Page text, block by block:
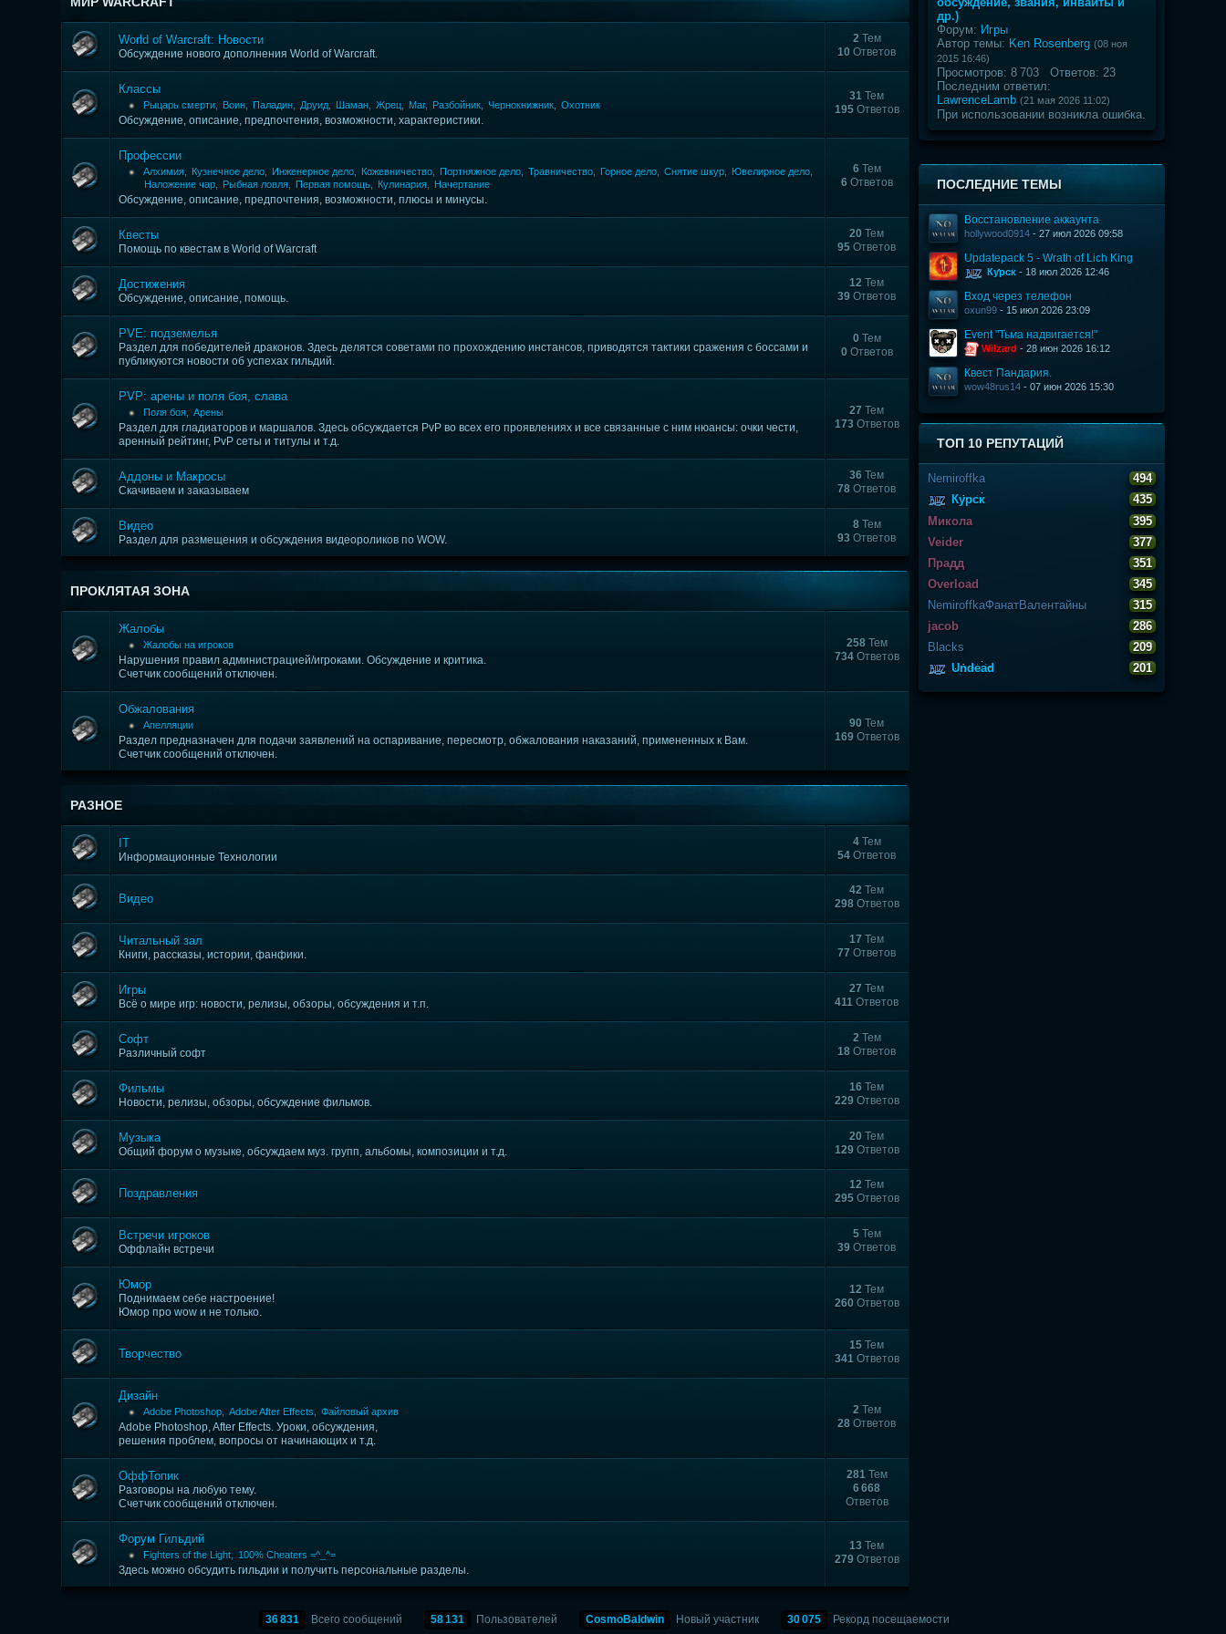
World of Warcraft: Новости
Обсуждение нового дополнения World of Warcraft.
2Тем
10 Ответов
Классы
Рыцарь смерти Воин Паладин Друид Шаман Жрец Маг, Разбойник Чернокнижник Охотник
Обсуждение, описание, предпочтения, возможности, характеристики.
31 Тем
195Ответов
Профессии
Алхимия Кузнечное дело Инженерное дело Кожевничество Портняжное дело Травничество Горное дело Снятие шкур Ювелирное дело
Наложение чар
Рыбная ловля Первая помощь Кулинария Начертание
Обсуждение, описание, предпочтения, возможности, плюсы и минусы.
6Тем
6Ответов
Квесты
Помощь по квестам в World of Warcraft
20 Тем
95 Ответов
Достижения
Обсуждение, описание, помощь.
12 Тем
39 Ответов
PVE: подземелья
Раздел для победителей драконов. Здесь делятся советами по прохождению инстансов, приводятся тактики сражения с боссами и
публикуются новости об успехах гильдий.
0 Тем
0 Ответов
PVP: арены и поля боя, слава
Поля боя Арены
Раздел для гладиаторов и маршалов. Здесь обсуждается PvP во всех его проявлениях и все связанные с ним нюансы: очки чести,
аренный рейтинг, PvP сеты и титулы и т.д.
27 Тем
173Ответов
Аддоны и Макросы
Скачиваем и заказываем
36 Тем
78 Ответов
Видео
Раздел для размещения и обсуждения видеороликов по WOW.
8Тем
93 Ответов
ПРОКЛЯТАЯ ЗОНА
Жалобы
Жалобы на игроков
Нарушения правил администрацией/игроками. Обсуждение и критика.
Счетчик сообщений отключен.
258Тем
734Ответов
Обжалования
Апелляции
Раздел предназначен для подачи заявлений на оспаривание, пересмотр, обжалования наказаний, примененных к Вам.
Счетчик сообщений отключен.
90 Тем
169Ответов
РАЗНОЕ
IT
Информационные Технологии
4Тем
54 Ответов
Видео
42 Тем
298Ответов
Читальный зал
Книги, рассказы, истории, фанфики.
17 Тем
77 Ответов
Игры
Всё о мире игр: новости, релизы, обзоры, обсуждения и т.п.
27 Тем
411 Ответов
Софт
Различный софт
2Тем
18 Ответов
Фильмы
Новости, релизы, обзоры, обсуждение фильмов.
16 Тем
229Ответов
Музыка
Общий форум о музыке, обсуждаем муз. групп, альбомы, композиции и т.д.
20 Тем
129Ответов
Поздравления
12 Тем
295Ответов
Встречи игроков
Оффлайн встречи
5Тем
39 Ответов
Юмор
Поднимаем себе настроение!
Юмор про wow и не только.
12 Тем
260 Ответов
Творчество
15 Тем
341Ответов
Дизайн
Adobe Photoshop Adobe After Effects Файловый архив
Adobe Photoshop, After Effects. Уроки, обсуждения,
решения проблем, вопросы от начинающих и т.д.
2Тем
28 Ответов
ОффТопик
Разговоры на любую тему.
Счетчик сообщений отключен.
281Тем
6 668
Ответов
Форум Гильдий
Fighters of the Light 100% Cheaters =^_^=
Здесь можно обсудить гильдии и получить персональные разделы.
13 Тем
279Ответов
др.)
Форум: Игры
Автор темы: Ken Rosenberg (08 ноя
2015 16:46)
Просмотров: 8 703 Ответов: 23
Последним ответил:
LawrenceLamb (21 мая 2026 11:02)
При использовании возникла ошибка.
ПОСЛЕДНИЕ ТЕМЫ
Восстановление аккаунта
hollywood0914- 27 июл 2026 09:58
Updatepack 5 - Wrath of Lich King
Курск- 18 июл 2026 12:46
Вход через телефон
oxun99- 15 июл 2026 23:09
Event "Тьма надвигается!"
Wilzard - 28 июн 2026 16:12
Квест Пандария.
wow48rus14- 07 июн 2026 15:30
ТОП 10 РЕПУТАЦИЙ
Nеmiroffkа
494
Курск
435
Микола
395
Veider
377
Прадд
351
Overload
345
NemiroffkaФанатВалентайны
315
jacob
286
Blacks
209
Undead
201
36 831 Всего сообщений 58 131 Пользователей CosmoBaldwin Новый участник 30 075 Рекорд посещаемости